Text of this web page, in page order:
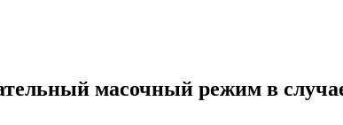
масочный режим в